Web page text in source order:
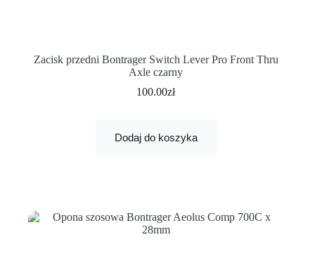
Zacisk przedni Bontrager Switch Lever Pro Front Thru
Axle czarny
100.00zł
Dodaj do koszyka